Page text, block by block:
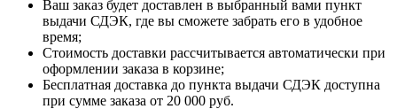
Ваш заказ будет доставлен в выбранный вами пункт
выдачи СДЭК, где вы сможете забрать его в удобное
время;
Стоимость доставки рассчитывается автоматически при
оформлении заказа в корзине;
Бесплатная доставка до пункта выдачи СДЭК доступна
при сумме заказа от 20 000 руб.